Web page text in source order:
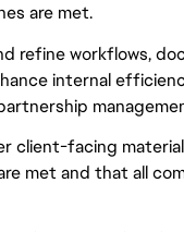
are met.
refine workflows,
internal
client-facing
met and that all